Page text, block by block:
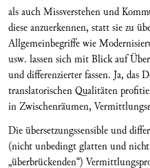
als auch Missverstehen und
diese anzuerkennen, statt sie zu
Allgemeinbegriffe wie
usw. lassen sich mit Blick auf
und differenzierter fassen. Ja, das
translatorischen Qualitäten
in Zwischenräumen,
Die übersetzungssensible und
(nicht unbedingt glatten und
„überbrückenden“)